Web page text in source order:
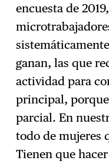
encuesta de
ganan, las que
actividad para
principal,
parcial. En
todo de mujeres
Tienen que